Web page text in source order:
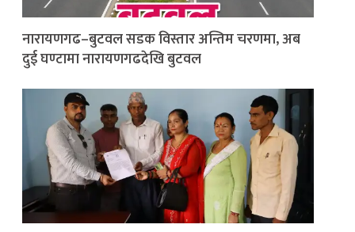
नारायणगढ–बुटवल सडक विस्तार अन्तिम चरणमा, अब
दुई घण्टामा नारायणगढदेखि बुटवल